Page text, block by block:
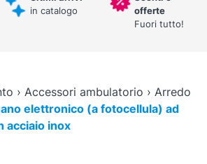
in catalogo
offerte
Fuori tutto!
› Accessori ambulatorio › Arredo
elettronico (a fotocellula) ad
acciaio inox